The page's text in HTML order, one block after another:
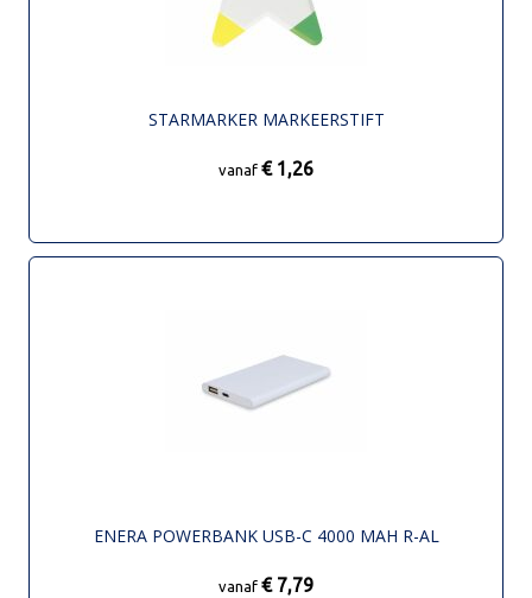
STARMARKER MARKEERSTIFT
vanaf € 1,26
ENERA POWERBANK USB-C 4000 MAH R-AL
vanaf € 7,79